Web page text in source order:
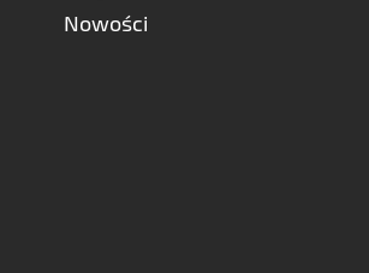
Nowości